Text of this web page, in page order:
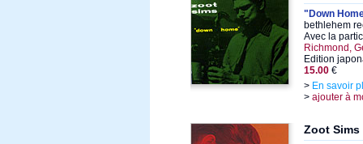
"Down
bethlehem
Avec la
Richmond,
Edition
15.00 €
> En savoir
> ajouter à
Zoot Sims